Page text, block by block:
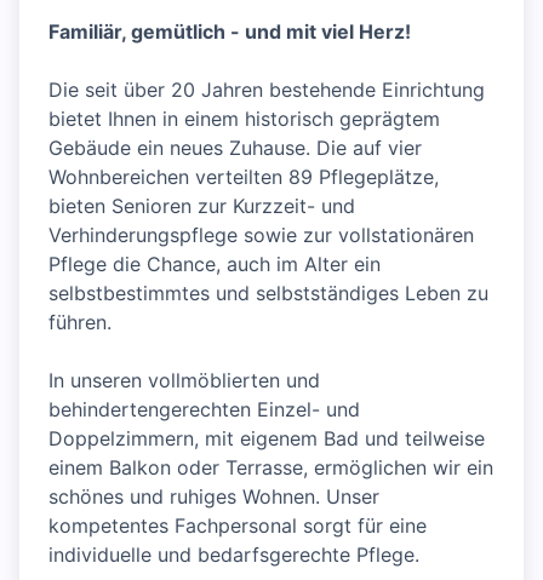
Familiär, gemütlich - und mit viel Herz!
Die seit über 20 Jahren bestehende Einrichtung
bietet Ihnen in einem historisch geprägtem
Gebäude ein neues Zuhause. Die auf vier
Wohnbereichen verteilten 89 Pflegeplätze,
bieten Senioren zur Kurzzeit- und
Verhinderungspflege sowie zur vollstationären
Pflege die Chance, auch im Alter ein
selbstbestimmtes und selbstständiges Leben zu
führen.
In unseren vollmöblierten und
behindertengerechten Einzel- und
Doppelzimmern, mit eigenem Bad und teilweise
einem Balkon oder Terrasse, ermöglichen wir ein
schönes und ruhiges Wohnen. Unser
kompetentes Fachpersonal sorgt für eine
individuelle und bedarfsgerechte Pflege.